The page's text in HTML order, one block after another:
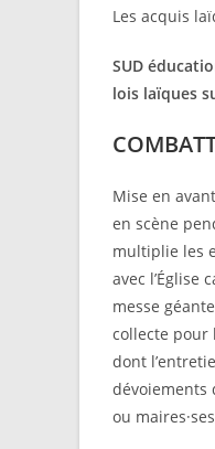
Les acquis
SUD
lois laïques
Mise en
en scène
multiplie les
avec l’Église
messe
collecte pour
dont
dévoiements
ou